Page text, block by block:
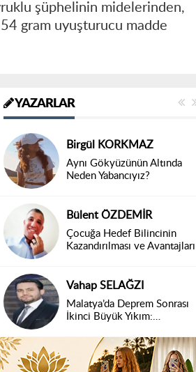
şüphelinin midelerinden,
gram uyuşturucu madde
YAZARLAR
Birgül KORKMAZ
Aynı Gökyüzünün Altında
Neden Yabancıyız?
Bülent ÖZDEMİR
Çocuğa Hedef Bilincinin
Kazandırılması ve Avantajları
Vahap SELAĞZI
Malatya’da Deprem Sonrası
İkinci Büyük Yıkım: